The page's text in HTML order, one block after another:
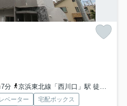
分
京浜東北線「西川口」駅 徒歩24分
ベーター
宅配ボックス